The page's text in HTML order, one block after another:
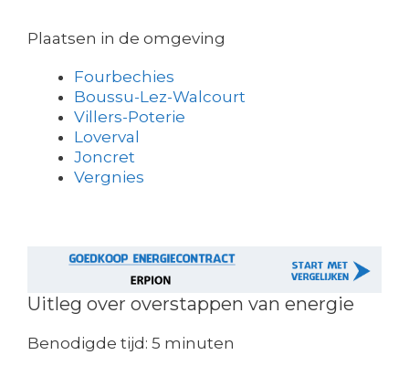
Plaatsen in de omgeving
Fourbechies
Boussu-Lez-Walcourt
Villers-Poterie
Loverval
Joncret
Vergnies
Uitleg over overstappen van energie
Benodigde tijd: 5 minuten